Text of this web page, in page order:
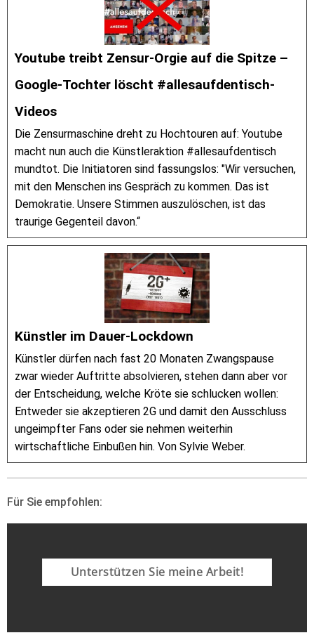
Youtube treibt Zensur-Orgie auf die Spitze –
Google-Tochter löscht #allesaufdentisch-
Videos
Die Zensurmaschine dreht zu Hochtouren auf: Youtube
macht nun auch die Künstleraktion #allesaufdentisch
mundtot. Die Initiatoren sind fassungslos: "Wir versuchen,
mit den Menschen ins Gespräch zu kommen. Das ist
Demokratie. Unsere Stimmen auszulöschen, ist das
traurige Gegenteil davon.“
Künstler im Dauer-Lockdown
Künstler dürfen nach fast 20 Monaten Zwangspause
zwar wieder Auftritte absolvieren, stehen dann aber vor
der Entscheidung, welche Kröte sie schlucken wollen:
Entweder sie akzeptieren 2G und damit den Ausschluss
ungeimpfter Fans oder sie nehmen weiterhin
wirtschaftliche Einbußen hin. Von Sylvie Weber.
Für Sie empfohlen:
Unterstützen Sie meine Arbeit!